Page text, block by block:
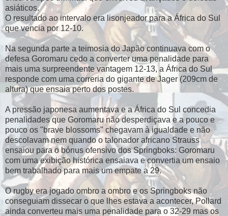
asiáticos.
O resultado ao intervalo era lisonjeador para a África do Sul
que vencia por 12-10.
Na segunda parte a teimosia do Japão continuava com o
defesa Goromaru cedo a converter uma penalidade para
mais uma surpreendente vantagem 12-13, a África do Sul
responde com uma correria do gigante de Jager (209cm de
altura) que ensaia perto dos postes.
A pressão japonesa aumentava e a África do Sul concedia
penalidades que Goromaru não desperdiçava e a pouco e
pouco os "brave blossoms" chegavam à igualdade e não
descolavam nem quando o talonador africano Strauss
ensaiou para o bónus ofensivo dos Springboks: Goromaru
com uma exibição histórica ensaiava e convertia um ensaio
bem trabalhado para mais um empate a 29.
O rugby era jogado ombro a ombro e os Springboks não
conseguiam dissecar o que lhes estava a acontecer, Pollard
ainda converteu mais uma penalidade para o 32-29 mas os